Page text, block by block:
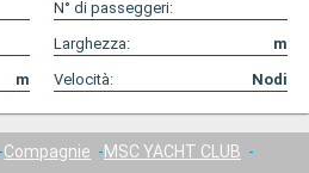
N° di passeggeri:
Larghezza:
m
m Velocità: Nodi
Compagnie
MSC YACHT CLUB